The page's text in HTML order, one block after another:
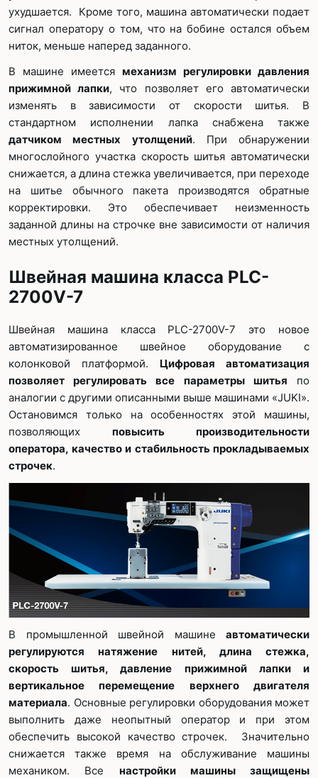
ухудшается. Кроме того, машина автоматически подает
сигнал оператору о том, что на бобине остался объем
ниток, меньше наперед заданного.
В машине имеется механизм регулировки давления
прижимной лапки, что позволяет его автоматически
изменять в зависимости от скорости шитья. В
стандартном исполнении лапка снабжена также
датчиком местных утолщений. При обнаружении
многослойного участка скорость шитья автоматически
снижается, а длина стежка увеличивается, при переходе
на шитье обычного пакета производятся обратные
корректировки. Это обеспечивает неизменность
заданной длины на строчке вне зависимости от наличия
местных утолщений.
Швейная машина класса PLC-
2700V-7
Швейная машина класса PLC-2700V-7 это новое
автоматизированное швейное оборудование с
колонковой платформой. Цифровая автоматизация
позволяет регулировать все параметры шитья по
аналогии с другими описанными выше машинами «JUKI».
Остановимся только на особенностях этой машины,
позволяющих повысить производительности
оператора, качество и стабильность прокладываемых
строчек.
В промышленной швейной машине автоматически
регулируются натяжение нитей, длина стежка,
скорость шитья, давление прижимной лапки и
вертикальное перемещение верхнего двигателя
материала. Основные регулировки оборудования может
выполнить даже неопытный оператор и при этом
обеспечить высокой качество строчек. Значительно
снижается также время на обслуживание машины
механиком. Все настройки машины защищены